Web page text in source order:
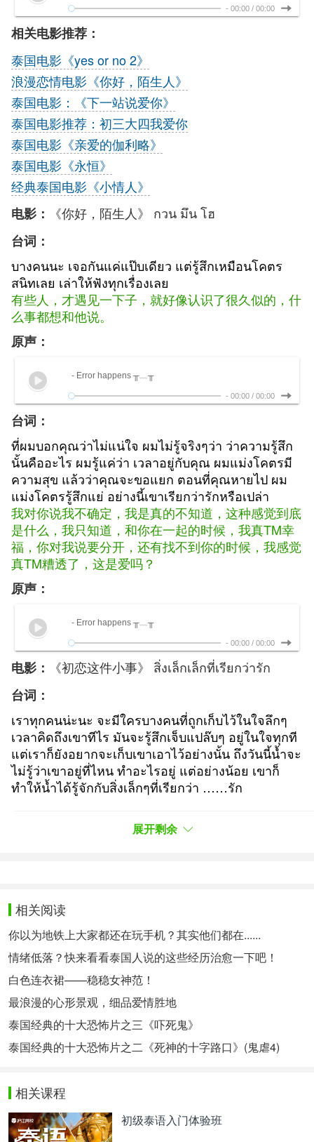
- 00:00 / 00:00
相关电影推荐：
泰国电影《yes or no 2》
浪漫恋情电影《你好，陌生人》
泰国电影：《下一站说爱你》
泰国电影推荐：初三大四我爱你
泰国电影《亲爱的伽利略》
泰国电影《永恒》
经典泰国电影《小情人》
电影：
《你好，陌生人》 กวน มึน โฮ
台词：
บางคนนะ เจอกันแค่แป๊บเดียว แต่รู้สึกเหมือนโคตร
สนิทเลย เล่าให้ฟังทุกเรื่องเลย
有些人，才遇见一下子，就好像认识了很久似的，什
么事都想和他说。
原声：
- Error happens ╥﹏╥
- 00:00 / 00:00
台词：
ที่ผมบอกคุณว่าไม่แน่ใจ ผมไม่รู้จริงๆว่า ว่าความรู้สึก
นั้นคืออะไร ผมรู้แค่ว่า เวลาอยู่กับคุณ ผมแม่งโคตรมี
ความสุข แล้วว่าคุณจะขอแยก ตอนที่คุณหายไป ผม
แม่งโคตรรู้สึกแย่ อย่างนี้เขาเรียกว่ารักหรือเปล่า
我对你说我不确定，我是真的不知道，这种感觉到底
是什么， 我只知道，和你在一起的时候，我真TM幸
福， 你对我说要分开，还有找不到你的时候，我感觉
真TM糟透了，这是爱吗？
原声：
- Error happens ╥﹏╥
- 00:00 / 00:00
电影：
《初恋这件小事》 สิ่งเล็กเล็กที่เรียกว่ารัก
台词：
เราทุกคนน่ะนะ จะมีใครบางคนที่ถูกเก็บไว้ในใจลึกๆ
เวลาคิดถึงเขาทีไร มันจะรู้สึกเจ็บแปล๊บๆ อยู่ในใจทุกที
แต่เราก็ยังอยากจะเก็บเขาเอาไว้อย่างนั้น ถึงวันนี้น้ำจะ
ไม่รู้ว่าเขาอยู่ที่ไหน ทำอะไรอยู่ แต่อย่างน้อย เขาก็
ทำให้น้ำได้รู้จักกับสิ่งเล็กๆที่เรียกว่า ……รัก
想起他的时候，会觉得有一点点心痛，但我们
意把他留在心底。就算今天，我不知道他
- Error happens ╥﹏╥
- 00:00
电影：《下一站，说爱你》 รถไฟฟ้า…มาหานะเธอ
台词：
"แฟนเขาไม่ได้มีให้อยู่ด้วยกันตลอดเวลานะโว้ย เขามี
เพื่อให้รู้ว่ายังมีอีกคนหนึ่ง ที่ยังรักเรา"
原声：
- Error happens ╥﹏╥
展开剩余
相关阅读
你以为地铁上大家都还在玩手机？其实他们都在......
情绪低落？快来看看泰国人说的这些经历治愈一下吧！
白色连衣裙——稳稳女神范！
最浪漫的心形景观，细品爱情胜地
泰国经典的十大恐怖片之三《吓死鬼》
泰国经典的十大恐怖片之二《死神的十字路口》(鬼虐4)
相关课程
初级泰语入门体验班